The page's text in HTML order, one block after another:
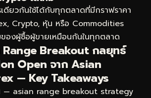
ดียวกันใช้ได้กับทุกตลาดที่มีกราฟราคา
Crypto, หุ้น หรือ Commodities
องผู้ซื้อผู้ขายเหมือนกันในทุกตลาด
Breakout กลยุทธ์
Open จาก Asian
— Key Takeaways
— asian range breakout strategy